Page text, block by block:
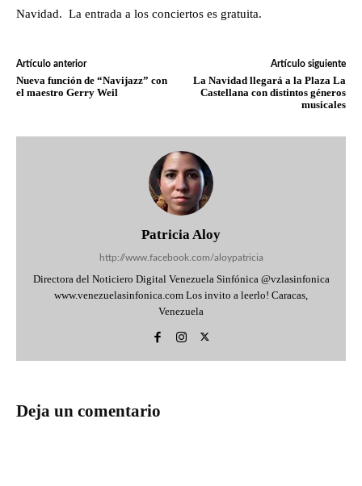
Navidad. La entrada a los conciertos es gratuita.
Artículo anterior
Nueva función de “Navijazz” con
el maestro Gerry Weil
Artículo siguiente
La Navidad llegará a la Plaza La
Castellana con distintos géneros
musicales
Patricia Aloy
http://www.facebook.com/aloypatricia
Directora del Noticiero Digital Venezuela Sinfónica @vzlasinfonica
www.venezuelasinfonica.com Los invito a leerlo! Caracas,
Venezuela
Deja un comentario